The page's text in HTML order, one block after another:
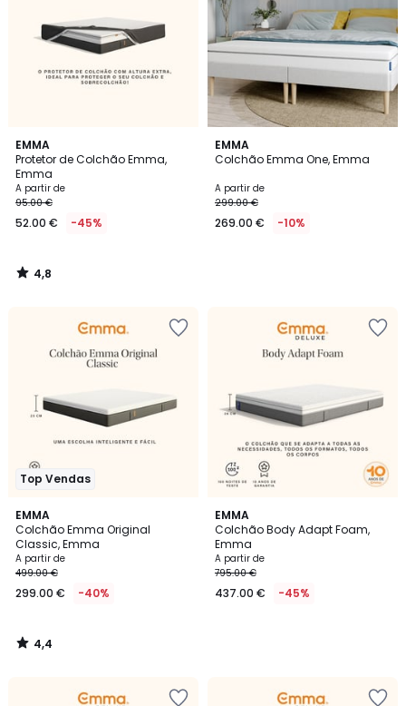
EMMA
Protetor de Colchão Emma,
Emma
A partir de
95.00 €
52.00 € -45%
4,8
/ 5
4,8
/
EMMA
Colchão Emma One, Emma
A partir de
299.00 €
269.00 € -10%
Top Vendas
EMMA
Colchão Emma Original
Classic, Emma
A partir de
499.00 €
299.00 € -40%
4,4
/ 5
4,4
/
EMMA
Colchão Body Adapt Foam,
Emma
A partir de
795.00 €
437.00 € -45%